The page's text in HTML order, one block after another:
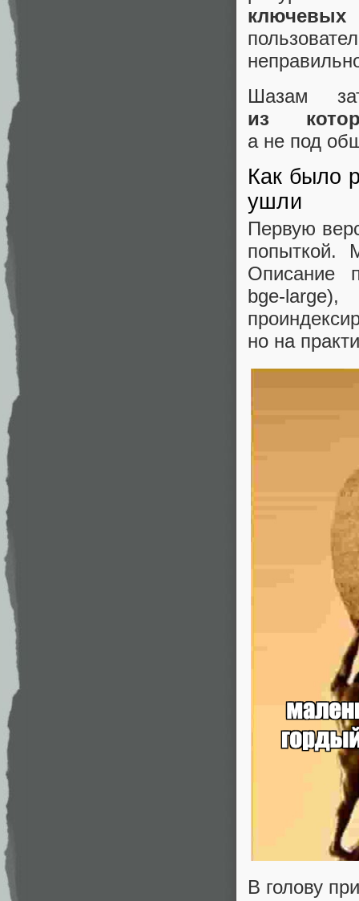
ключевых
Шазам
из
а не под
Как было
ушли
Первую
попыткой.
Описание
но на
В голову